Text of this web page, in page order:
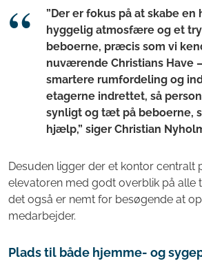
”Der er fokus på at skabe en
hyggelig atmosfære og et
beboerne, præcis som vi
nuværende Christians Have
smartere rumfordeling og
etagerne indrettet, så
synligt og tæt på beboerne,
hjælp,” siger Christian
Desuden ligger der et kontor
elevatoren med godt overblik på alle
det også er nemt for besøgende at
medarbejder.
Plads til både hjemme- og